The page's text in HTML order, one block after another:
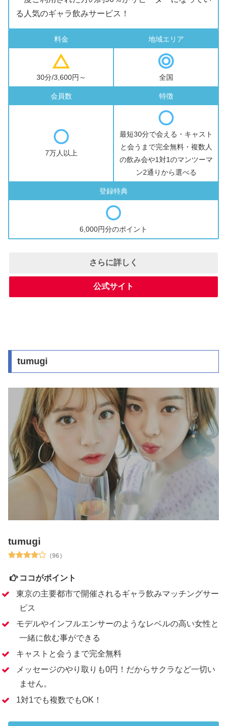
る人気のギャラ飲みサービス！
料金
30分/3,600円～
地域エリア
全国
会員数
7万人以上
特徴
最短30分で会える・キャスト
と会うまで完全無料・複数人
の飲み会や1対1のマンツーマ
ン2通りから選べる
登録特典
6,000円分のポイント
さらに詳しく
公式サイト
tumugi
tumugi
（96）
ココがポイント
東京の主要都市で開催されるギャラ飲みマッチングサー
ビス
モデルやインフルエンサーのようなレベルの高い女性と
一緒に飲む事ができる
キャストと会うまで完全無料
メッセージのやり取りも0円！だからサクラなど一切い
ません。
1対1でも複数でもOK！